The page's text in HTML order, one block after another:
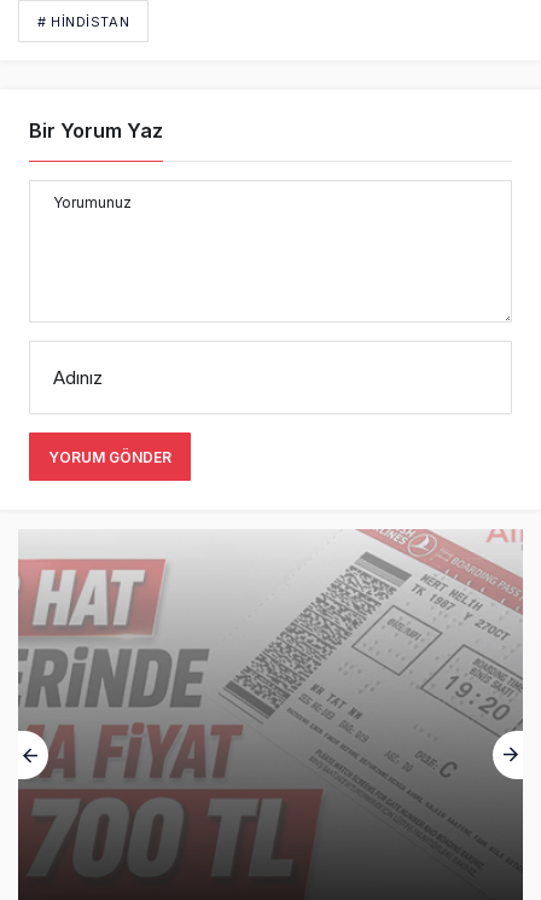
# HINDISTAN
Bir Yorum Yaz
Yorumunuz
Adınız
YORUM GÖNDER